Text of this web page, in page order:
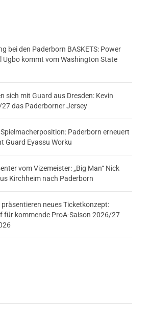
bei den Paderborn BASKETS: Power
Ugbo kommt vom Washington State
sich mit Guard aus Dresden: Kevin
das Paderborner Jersey
Paderborn erneuert
Guard Eyassu Worku
vom Vizemeister: „Big Man“ Nick
Kirchheim nach Paderborn
neues Ticketkonzept:
für kommende ProA-Saison 2026/27